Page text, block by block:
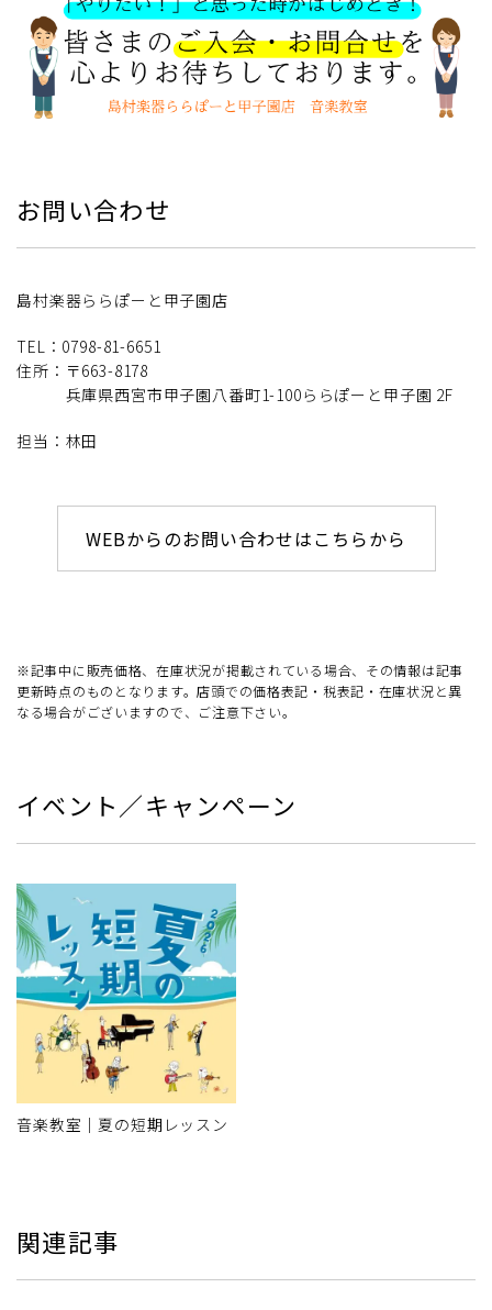
お問い合わせ
島村楽器ららぽーと甲子園店
TEL：0798-81-6651
住所：〒663-8178
兵庫県西宮市甲子園八番町1-100ららぽーと甲子園 2F
担当：林田
WEBからのお問い合わせはこちらから
※記事中に販売価格、在庫状況が掲載されている場合、その情報は記事
更新時点のものとなります。店頭での価格表記・税表記・在庫状況と異
なる場合がございますので、ご注意下さい。
イベント／キャンペーン
音楽教室｜夏の短期レッスン
関連記事